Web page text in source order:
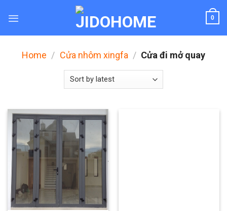
0
Home / Cửa nhôm xingfa / Cửa đi mở quay